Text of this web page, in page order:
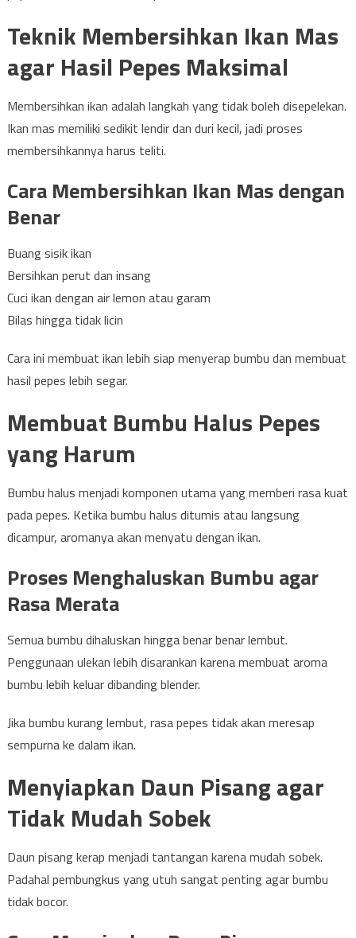
Teknik Membersihkan Ikan Mas
agar Hasil Pepes Maksimal
Membersihkan ikan adalah langkah yang tidak boleh disepelekan.
Ikan mas memiliki sedikit lendir dan duri kecil, jadi proses
membersihkannya harus teliti.
Cara Membersihkan Ikan Mas dengan
Benar
Buang sisik ikan
Bersihkan perut dan insang
Cuci ikan dengan air lemon atau garam
Bilas hingga tidak licin
Cara ini membuat ikan lebih siap menyerap bumbu dan membuat
hasil pepes lebih segar.
Membuat Bumbu Halus Pepes
yang Harum
Bumbu halus menjadi komponen utama yang memberi rasa kuat
pada pepes. Ketika bumbu halus ditumis atau langsung
dicampur, aromanya akan menyatu dengan ikan.
Proses Menghaluskan Bumbu agar
Rasa Merata
Semua bumbu dihaluskan hingga benar benar lembut.
Penggunaan ulekan lebih disarankan karena membuat aroma
bumbu lebih keluar dibanding blender.
Jika bumbu kurang lembut, rasa pepes tidak akan meresap
sempurna ke dalam ikan.
Menyiapkan Daun Pisang agar
Tidak Mudah Sobek
Daun pisang kerap menjadi tantangan karena mudah sobek.
Padahal pembungkus yang utuh sangat penting agar bumbu
tidak bocor.